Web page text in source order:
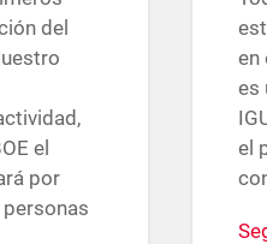
del
el
por
en
es
el